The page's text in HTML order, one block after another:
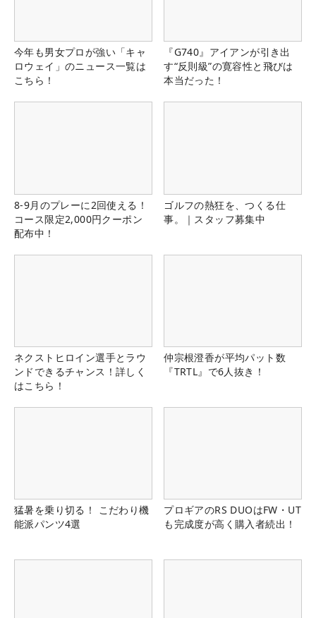
今年も男女プロが強い「キャ
ロウェイ」のニュース一覧は
こちら！
『G740』アイアンが引き出
す“反則級”の寛容性と飛びは
本当だった！
8-9月のプレーに2回使える！
コース限定2,000円クーポン
配布中！
ゴルフの熱狂を、つくる仕
事。｜スタッフ募集中
ネクストヒロイン選手とラウ
ンドできるチャンス！詳しく
はこちら！
仲宗根澄香が平均パット数
『TRTL』で6人抜き！
猛暑を乗り切る！ こだわり機
能派パンツ4選
プロギアのRS DUOはFW・UT
も完成度が高く購入者続出！